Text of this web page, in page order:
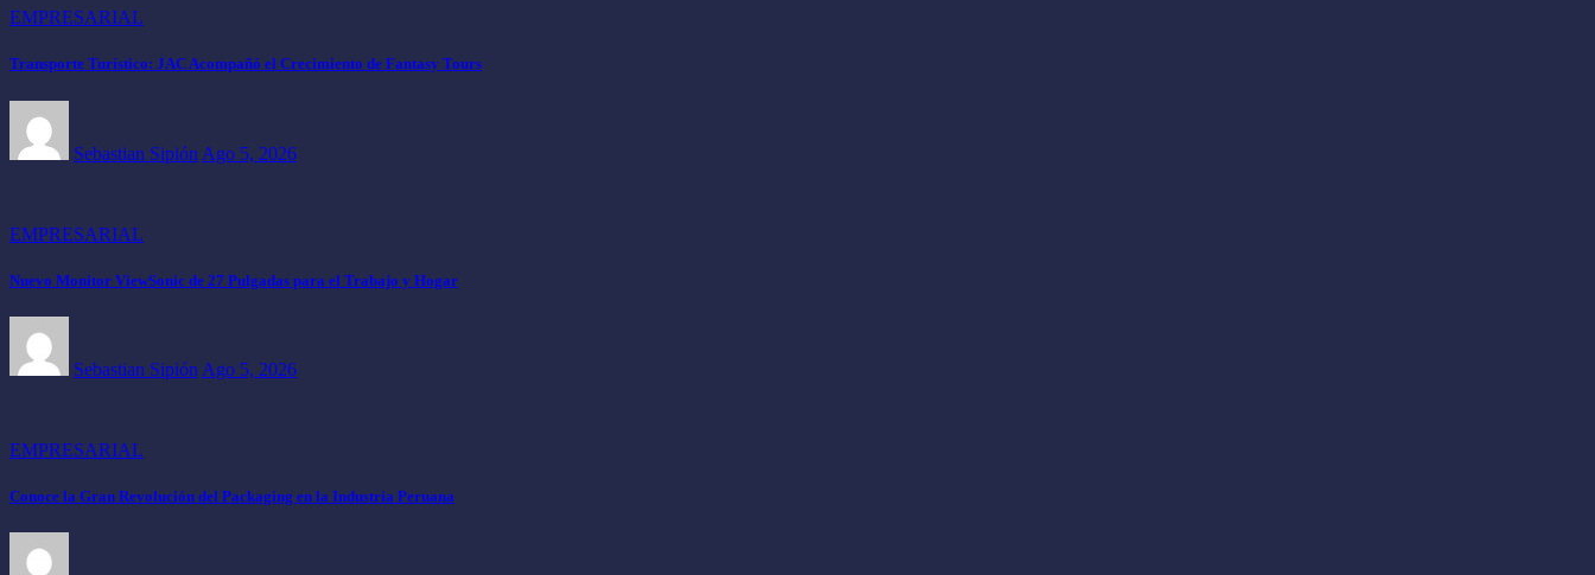
EMPRESARIAL
Transporte Turístico: JAC Acompañó el Crecimiento de Fantasy Tours
Sebastian Sipión Ago 5, 2026
EMPRESARIAL
Nuevo Monitor ViewSonic de 27 Pulgadas para el Trabajo y Hogar
Sebastian Sipión Ago 5, 2026
EMPRESARIAL
Conoce la Gran Revolución del Packaging en la Industria Peruana